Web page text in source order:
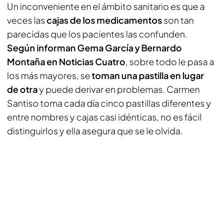
Un inconveniente en el ámbito sanitario es que a
veces lascajas de los medicamentosson tan
parecidas que los pacientes las confunden.
Según informan Gema García y Bernardo
Montaña en Noticias Cuatro, sobre todo le pasa a
los más mayores, setoman una pastilla en lugar
de otray puede derivar en problemas. Carmen
Santiso toma cada día cinco pastillas diferentes y
entre nombres y cajas casi idénticas, no es fácil
distinguirlos y ella asegura que se le olvida.